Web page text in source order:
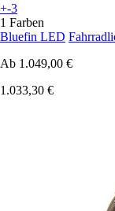
+-3
1 Farben
Bluefin LED
Ab 1.049,00 €
1.033,30 €